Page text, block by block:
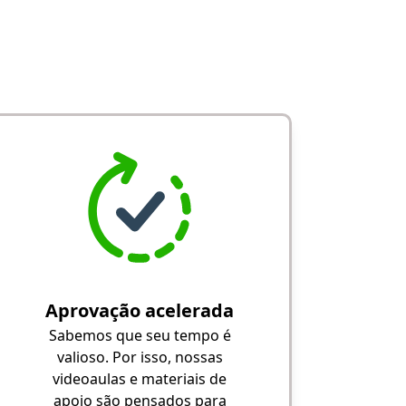
Aprovação acelerada
Sabemos que seu tempo é
valioso. Por isso, nossas
videoaulas e materiais de
apoio são pensados para